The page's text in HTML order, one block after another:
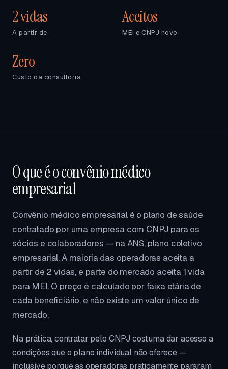
2 vidas
A partir de
Aceitos
MEI e CNPJ novo
Zero
Custo da consultoria
O que é o convênio médico
empresarial
Convênio médico empresarial é o plano de saúde
contratado por uma empresa com CNPJ para os
sócios e colaboradores — na ANS, plano coletivo
empresarial. A maioria das operadoras aceita a
partir de 2 vidas, e parte do mercado aceita 1 vida
para MEI. O preço é calculado por faixa etária de
cada beneficiário, e não existe um valor único de
mercado.
Na prática, contratar pelo CNPJ costuma dar acesso a
condições que o plano individual não oferece —
inclusive porque as operadoras praticamente pararam